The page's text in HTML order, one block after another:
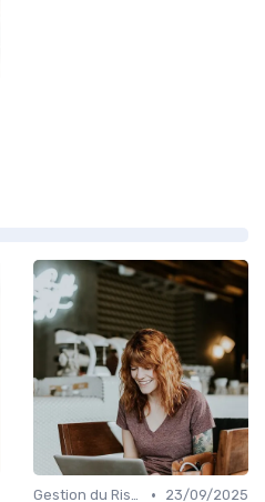
Gestion du Risque Financier •
23/09/2025